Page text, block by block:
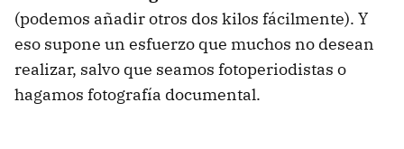
(podemos añadir otros dos kilos fácilmente). Y
eso supone un esfuerzo que muchos no desean
realizar, salvo que seamos fotoperiodistas o
hagamos fotografía documental.